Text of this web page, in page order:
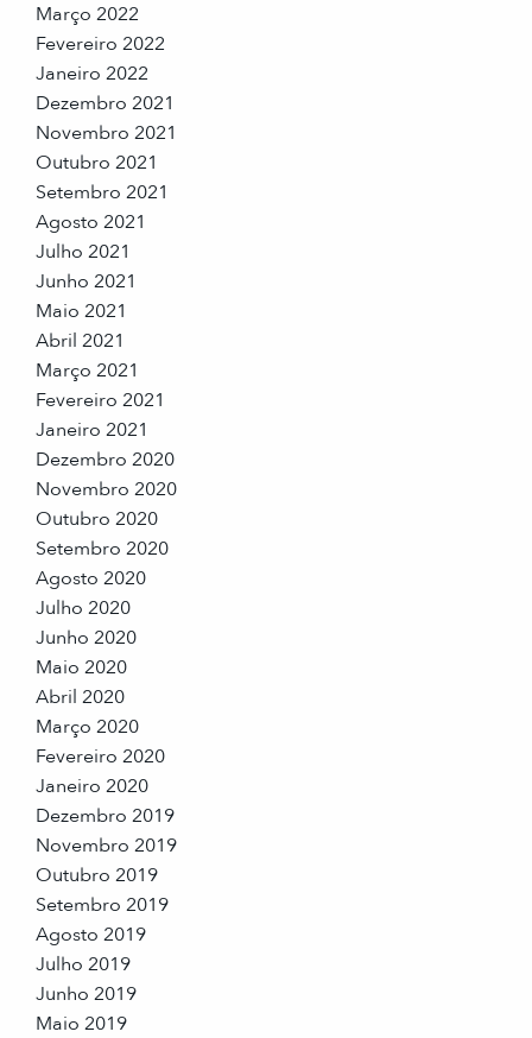
Março 2022
Fevereiro 2022
Janeiro 2022
Dezembro 2021
Novembro 2021
Outubro 2021
Setembro 2021
Agosto 2021
Julho 2021
Junho 2021
Maio 2021
Abril 2021
Março 2021
Fevereiro 2021
Janeiro 2021
Dezembro 2020
Novembro 2020
Outubro 2020
Setembro 2020
Agosto 2020
Julho 2020
Junho 2020
Maio 2020
Abril 2020
Março 2020
Fevereiro 2020
Janeiro 2020
Dezembro 2019
Novembro 2019
Outubro 2019
Setembro 2019
Agosto 2019
Julho 2019
Junho 2019
Maio 2019